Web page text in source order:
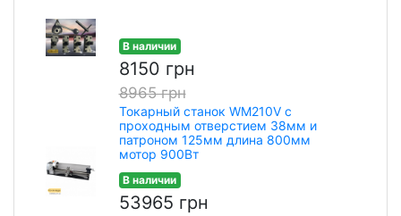
В наличии
8150 грн
8965 грн
Токарный станок WM210V с
проходным отверстием 38мм и
патроном 125мм длина 800мм
мотор 900Вт
В наличии
53965 грн